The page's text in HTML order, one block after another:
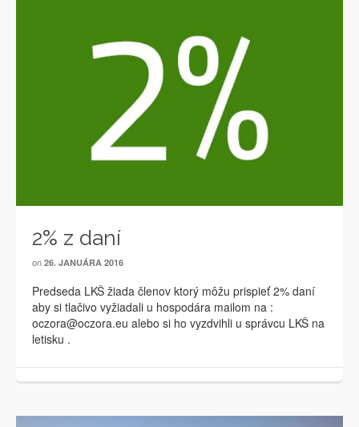
2% z daní
on 26. JANUÁRA 2016
Predseda LKŠ žiada členov ktorý môžu prispieť 2% daní
aby si tlačivo vyžiadali u hospodára mailom na :
oczora@oczora.eu alebo si ho vyzdvihli u správcu LKŠ na
letisku .